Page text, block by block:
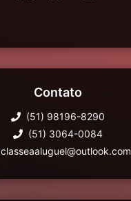
Contato
(51) 98196-8290
(51) 3064-0084
classeaaluguel@outlook.com